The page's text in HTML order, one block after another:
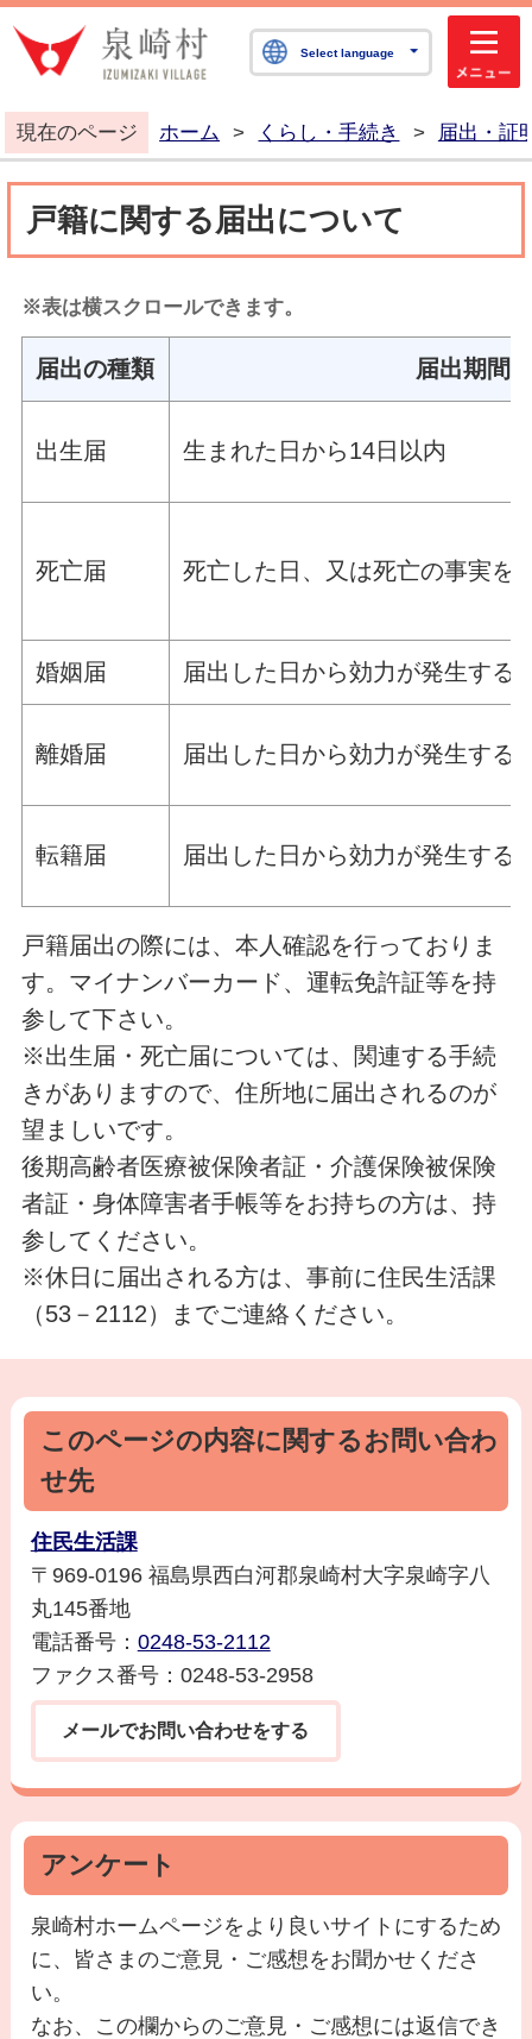
泉崎村公式ホームペ
Select language
現在のページ ホーム > くらし・手続き > 届出・証
戸籍に関する届出について
※表は横スクロールできます。
届出の種類 届出期間
出生届 生まれた日から14日以内
死亡届 死亡した日、又は死亡の事実を
婚姻届 届出した日から効力が発生する
離婚届 届出した日から効力が発生する
転籍届 届出した日から効力が発生する
戸籍届出の際には、本人確認を行っておりま
す。マイナンバーカード、運転免許証等を持
参して下さい。
※出生届・死亡届については、関連する手続
きがありますので、住所地に届出されるのが
望ましいです。
後期高齢者医療被保険者証・介護保険被保険
者証・身体障害者手帳等をお持ちの方は、持
参してください。
※休日に届出される方は、事前に住民生活課
（53－2112）までご連絡ください。
このページの内容に関するお問い合わ
せ先
住民生活課
〒969-0196 福島県西白河郡泉崎村大字泉崎字八
丸145番地
電話番号： 0248-53-2112
ファクス番号：0248-53-2958
メールでお問い合わせをする
アンケート
泉崎村ホームページをより良いサイトにするため
に、皆さまのご意見・ご感想をお聞かせくださ
い。
なお、この欄からのご意見・ご感想には返信でき